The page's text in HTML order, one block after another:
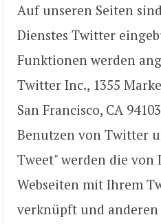
Auf unseren Seiten
Dienstes Twitter
Funktionen werden
Twitter Inc., 1355
San Francisco, CA
Benutzen von Twitter
Tweet" werden die von
Webseiten mit Ihrem
verknüpft und